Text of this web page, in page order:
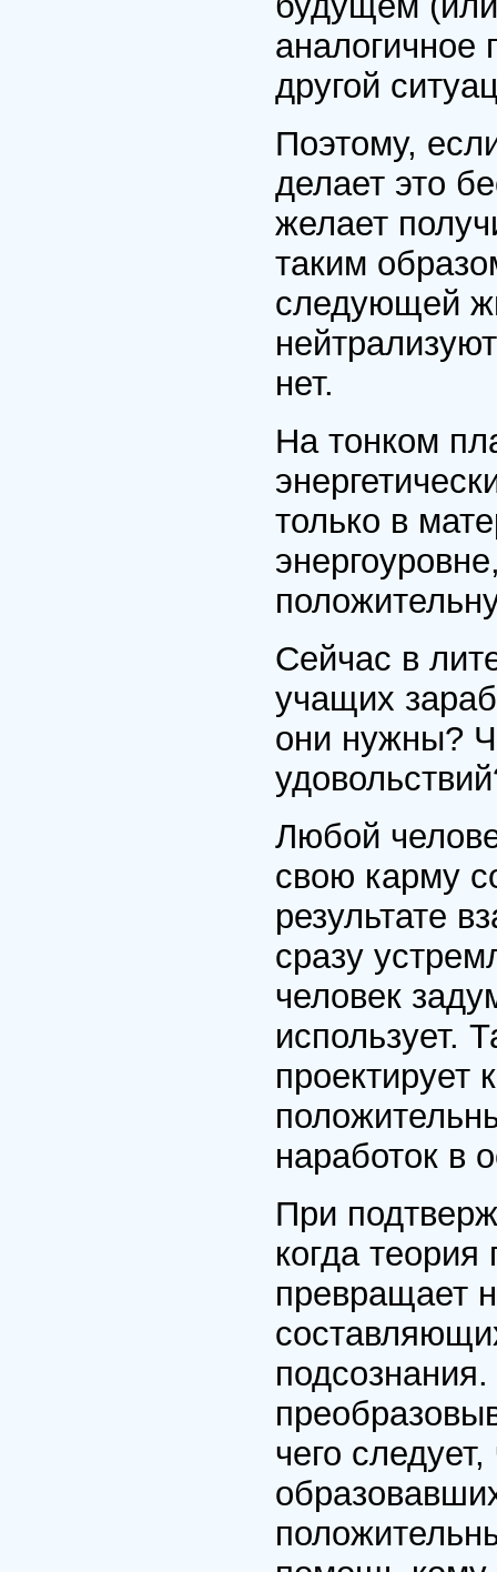
аналогичное
другой
Поэтому,
делает это
желает
таким
следующей
нет.
На тонком
только в
Сейчас в
учащих
они нужны?
Любой
свою карму
результате
сразу
человек
использует.
проектирует
наработок в
При
когда
превращает
чего